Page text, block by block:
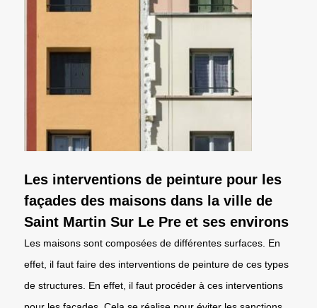
Les interventions de peinture pour les
façades des maisons dans la ville de
Saint Martin Sur Le Pre et ses environs
Les maisons sont composées de différentes surfaces. En
effet, il faut faire des interventions de peinture de ces types
de structures. En effet, il faut procéder à ces interventions